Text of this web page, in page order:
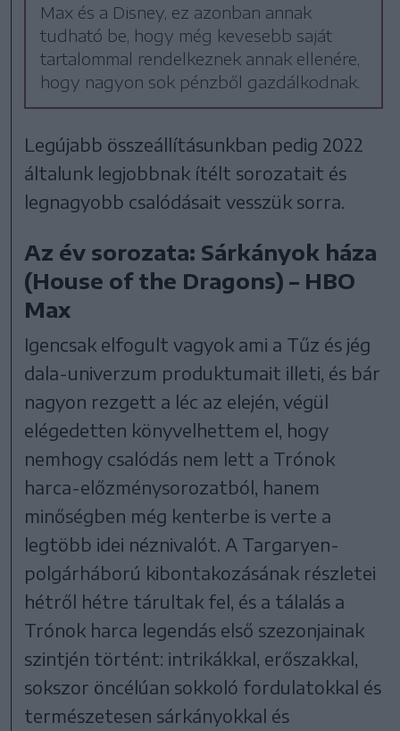
Max és a Disney, ez azonban annak
tudható be, hogy még kevesebb saját
tartalommal rendelkeznek annak ellenére,
hogy nagyon sok pénzből gazdálkodnak.
Legújabb összeállításunkban pedig 2022
általunk legjobbnak ítélt sorozatait és
legnagyobb csalódásait vesszük sorra.
Az év sorozata: Sárkányok háza
(House of the Dragons) – HBO
Max
Igencsak elfogult vagyok ami a Tűz és jég
dala-univerzum produktumait illeti, és bár
nagyon rezgett a léc az elején, végül
elégedetten könyvelhettem el, hogy
nemhogy csalódás nem lett a Trónok
harca-előzménysorozatból, hanem
minőségben még kenterbe is verte a
legtöbb idei néznivalót. A Targaryen-
polgárháború kibontakozásának részletei
hétről hétre tárultak fel, és a tálalás a
Trónok harca legendás első szezonjainak
szintjén történt: intrikákkal, erőszakkal,
sokszor öncélúan sokkoló fordulatokkal és
természetesen sárkányokkal és